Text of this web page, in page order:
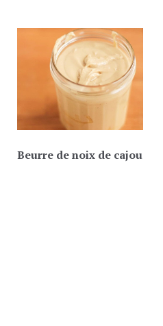
Beurre de noix de cajou